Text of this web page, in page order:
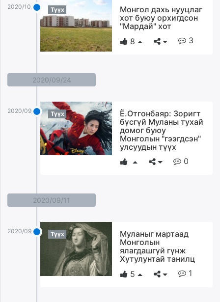
toim.mn
paparazzi.mn
unread.today
2020/10/04 Түүх
Монгол дахь нууцлаг
хот буюу орхигдсон
"Мардай" хот
8
3
2020/09/24
2020/09/24 Түүх
Ё.Отгонбаяр: Зоригт
бүсгүй Муланы тухай
домог буюу
Монголын "гээгдсэн"
улсуудын түүх
0
2020/09/11
2020/09/11 Түүх
Муланыг мартаад
Монголын
ялагдашгүй гүнж
Хутулунтай танилц
5
1